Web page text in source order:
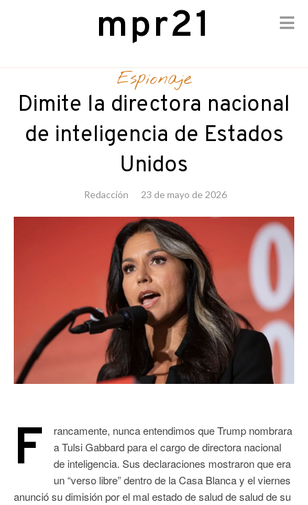
content
mpr21
Espionaje
Dimite la directora nacional
de inteligencia de Estados
Unidos
Redacción 23 de mayo de 2026
F
rancamente, nunca entendimos que Trump nombrara
a Tulsi Gabbard para el cargo de directora nacional
de inteligencia. Sus declaraciones mostraron que era
un “verso libre” dentro de la Casa Blanca y el viernes
anunció su dimisión por el mal estado de salud de salud de su